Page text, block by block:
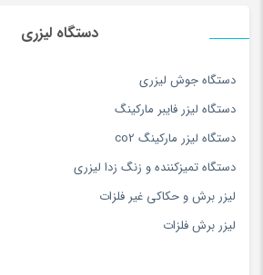
دستگاه لیزری
دستگاه جوش لیزری
دستگاه لیزر فایبر مارکینگ
دستگاه لیزر مارکینگ co2
دستگاه تمیزکننده و زنگ زدا لیزری
لیزر برش و حکاکی غیر فلزات
لیزر برش فلزات